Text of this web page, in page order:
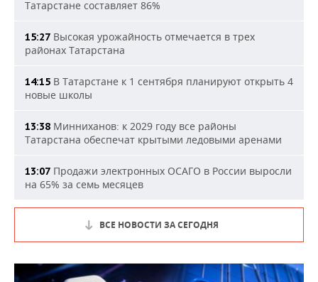
Татарстане составляет 86%
15:27 Высокая урожайность отмечается в трех
районах Татарстана
14:15 В Татарстане к 1 сентября планируют открыть 4
новые школы
13:38 Минниханов: к 2029 году все районы
Татарстана обеспечат крытыми ледовыми аренами
13:07 Продажи электронных ОСАГО в России выросли
на 65% за семь месяцев
ВСЕ НОВОСТИ ЗА СЕГОДНЯ